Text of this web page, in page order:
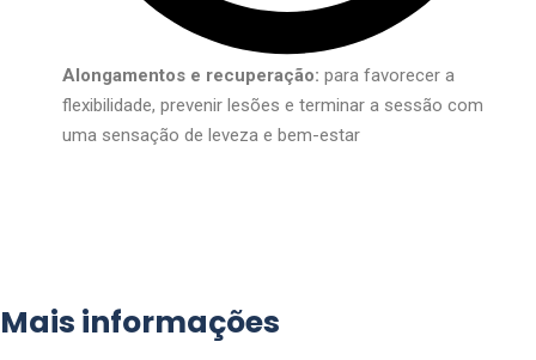
Alongamentos e recuperação: para favorecer a
flexibilidade, prevenir lesões e terminar a sessão com
uma sensação de leveza e bem-estar
Mais informações